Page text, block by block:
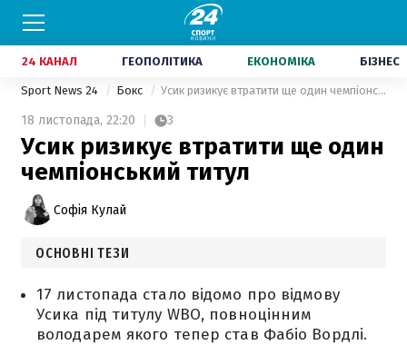
24 КАНАЛ ГЕОПОЛІТИКА ЕКОНОМІКА БІЗНЕС
Sport News 24 Бокс Усик ризикує втратити ще один чемпіонський титул
18 листопада, 22:20 3
Усик ризикує втратити ще один
чемпіонський титул
Софія Кулай
ОСНОВНІ ТЕЗИ
17 листопада стало відомо про відмову
Усика під титулу WBO, повноцінним
володарем якого тепер став Фабіо Вордлі.